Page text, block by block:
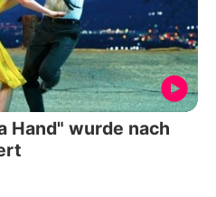
Hand" wurde nach